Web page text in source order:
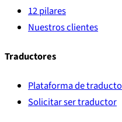
12 pilares
Nuestros clientes
Traductores
Plataforma de
Solicitar ser traductor